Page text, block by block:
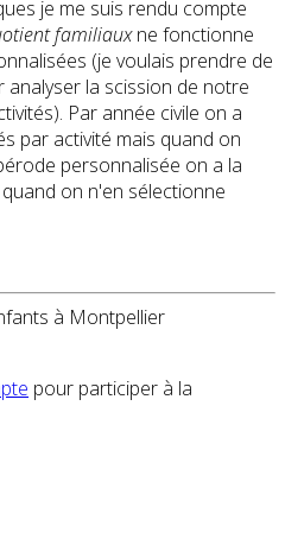
je me suis rendu compte
familiauxne fonctionne
(je voulais prendre de
la scission de notre
Par année civile on a
par activité mais quand on
personnalisée on a la
on n'en sélectionne
à Montpellier
pour participer à la